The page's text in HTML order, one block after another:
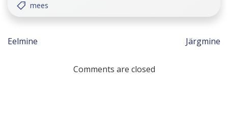
mees
Navigeerimine
Eelmine Järgmine
Comments are closed